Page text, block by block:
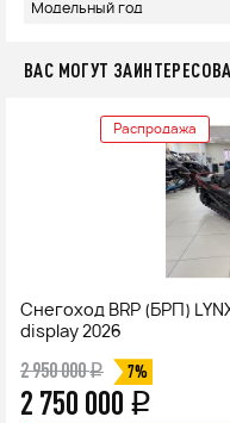
Модельный год
ВАС МОГУТ
Распродажа
Снегоход BRP (БРП)
display 2026
2 950 000q 7%
2 750 000 q